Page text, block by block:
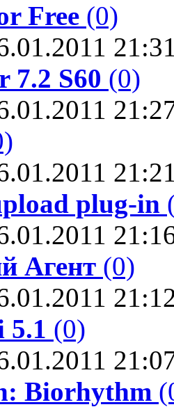
Free (0)
7.2 S60 (0)
plug-in
Агент (0)
5.1 (0)
Biorhythm